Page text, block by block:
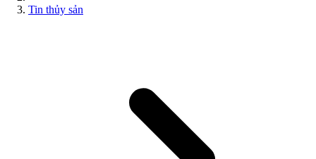
Tin thủy sản